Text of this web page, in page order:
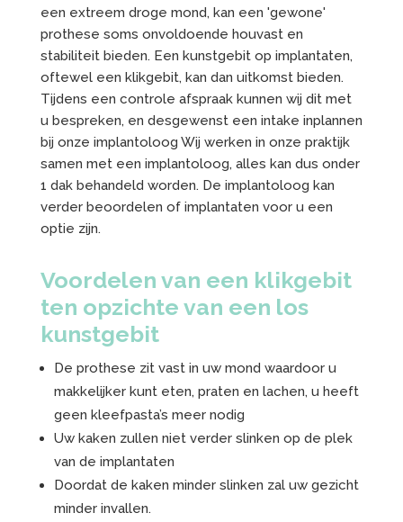
een extreem droge mond, kan een 'gewone'
prothese soms onvoldoende houvast en
stabiliteit bieden. Een kunstgebit op implantaten,
oftewel een klikgebit, kan dan uitkomst bieden.
Tijdens een controle afspraak kunnen wij dit met
u bespreken, en desgewenst een intake inplannen
bij onze implantoloog Wij werken in onze praktijk
samen met een implantoloog, alles kan dus onder
1 dak behandeld worden. De implantoloog kan
verder beoordelen of implantaten voor u een
optie zijn.
Voordelen van een klikgebit
ten opzichte van een los
kunstgebit
De prothese zit vast in uw mond waardoor u
makkelijker kunt eten, praten en lachen, u heeft
geen kleefpasta’s meer nodig
Uw kaken zullen niet verder slinken op de plek
van de implantaten
Doordat de kaken minder slinken zal uw gezicht
minder invallen.